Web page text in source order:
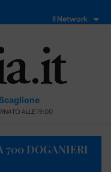
Il Network
ALLE 19:00
700 DOGANIERI